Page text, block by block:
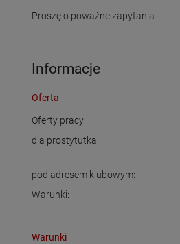
Proszę o poważne zapytania.
Informacje
Oferta
Oferty pracy:
dla prostytutka:
pod adresem klubowym:
Warunki:
Warunki